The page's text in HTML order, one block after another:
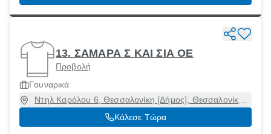
13. ΣΑΜΑΡΑ Σ ΚΑΙ ΣΙΑ ΟΕ
Προβολή
Γουναρικά
Ντηλ Καρόλου 6, Θεσσαλονίκη [Δήμος], Θεσσαλονίκη,
54623
Κάλεσε Τώρα